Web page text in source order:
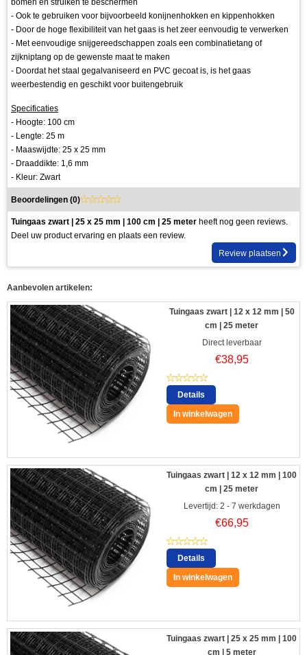
- Ook te gebruiken voor bijvoorbeeld konijnenhokken en kippenhokken
- Door de hoge flexibiliteit van het gaas is het zeer eenvoudig te verwerken
- Met eenvoudige snijgereedschappen zoals een combinatietang of
zijkniptang op de gewenste maat te maken
- Doordat het staal gegalvaniseerd en PVC gecoat is, is het gaas
weerbestendig en geschikt voor buitengebruik
Specificaties
- Hoogte: 100 cm
- Lengte: 25 m
- Maaswijdte: 25 x 25 mm
- Draaddikte: 1,6 mm
- Kleur: Zwart
Beoordelingen (0)
Tuingaas zwart | 25 x 25 mm | 100 cm | 25 meter heeft nog geen reviews.
Deel uw product ervaring en plaats een review.
Review plaatsen
Aanbevolen artikelen:
Tuingaas zwart | 12 x 12 mm | 50
cm | 25 meter
Direct leverbaar
€38,95
Details
In winkelwagen
Tuingaas zwart | 12 x 12 mm | 100
cm | 25 meter
Levertijd: 2 - 7 werkdagen
€66,95
Details
In winkelwagen
Tuingaas zwart | 25 x 25 mm | 100
cm | 5 meter